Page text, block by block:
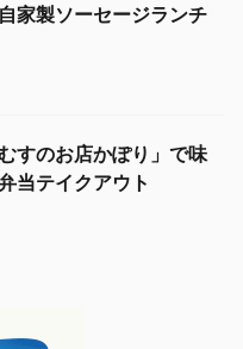
家製ソーセージランチ
すのお店かぽり」で味
当テイクアウト